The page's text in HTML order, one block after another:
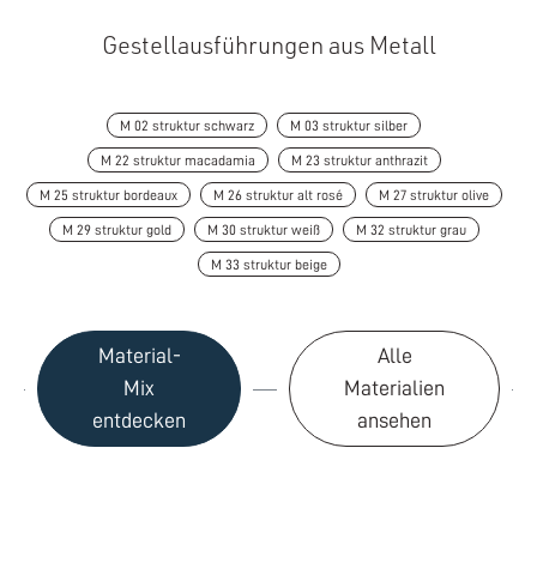
Gestellausführungen aus Metall
M 02 struktur schwarz M 03 struktur silber
M 22 struktur macadamia M 23 struktur anthrazit
M 25 struktur bordeaux M 26 struktur alt rosé M 27 struktur olive
M 29 struktur gold M 30 struktur weiß M 32 struktur grau
M 33 struktur beige
Material-
Mix
entdecken
Alle
Materialien
ansehen